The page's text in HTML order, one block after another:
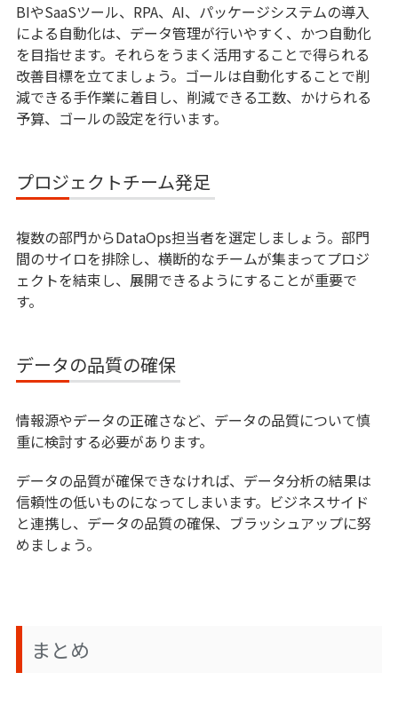
BIやSaaSツール、RPA、AI、パッケージシステムの導入
による自動化は、データ管理が行いやすく、かつ自動化
を目指せます。それらをうまく活用することで得られる
改善目標を立てましょう。ゴールは自動化することで削
減できる手作業に着目し、削減できる工数、かけられる
予算、ゴールの設定を行います。
プロジェクトチーム発足
複数の部門からDataOps担当者を選定しましょう。部門
間のサイロを排除し、横断的なチームが集まってプロジ
ェクトを結束し、展開できるようにすることが重要で
す。
データの品質の確保
情報源やデータの正確さなど、データの品質について慎
重に検討する必要があります。
データの品質が確保できなければ、データ分析の結果は
信頼性の低いものになってしまいます。ビジネスサイド
と連携し、データの品質の確保、ブラッシュアップに努
めましょう。
まとめ